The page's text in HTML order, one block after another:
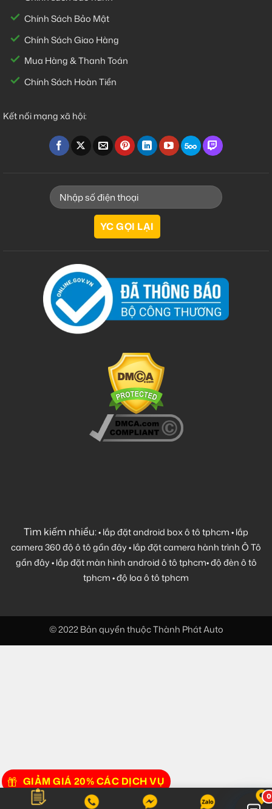
Chính Sách Bảo Mật
Chính Sách Giao Hàng
Mua Hàng & Thanh Toán
Chính Sách Hoàn Tiền
Kết nối mạng xã hội:
Tìm kiếm nhiều:•lắp đặt android box ô tô tphcm•lắp
camera 360 độ ô tô gần đây•lắp đặt camera hành trình Ô Tô
gần đây•lắp đặt màn hình android ô tô tphcm•độ đèn ô tô
tphcm•độ loa ô tô tphcm
GIẢM GIÁ 20% CÁC DỊCH VỤ
© 2022 Bản quyền thuộc Thành Phát Auto